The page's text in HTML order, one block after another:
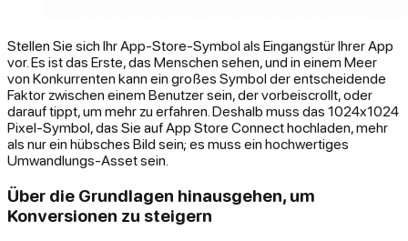
Stellen Sie sich Ihr App-Store-Symbol als Eingangstür Ihrer App
vor. Es ist das Erste, das Menschen sehen, und in einem Meer
von Konkurrenten kann ein großes Symbol der entscheidende
Faktor zwischen einem Benutzer sein, der vorbeiscrollt, oder
darauf tippt, um mehr zu erfahren. Deshalb muss das 1024x1024
Pixel-Symbol, das Sie auf App Store Connect hochladen, mehr
als nur ein hübsches Bild sein; es muss ein hochwertiges
Umwandlungs-Asset sein.
Über die Grundlagen hinausgehen, um
Konversionen zu steigern